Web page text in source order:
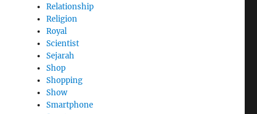
Relationship
Religion
Royal
Scientist
Sejarah
Shop
Shopping
Show
Smartphone